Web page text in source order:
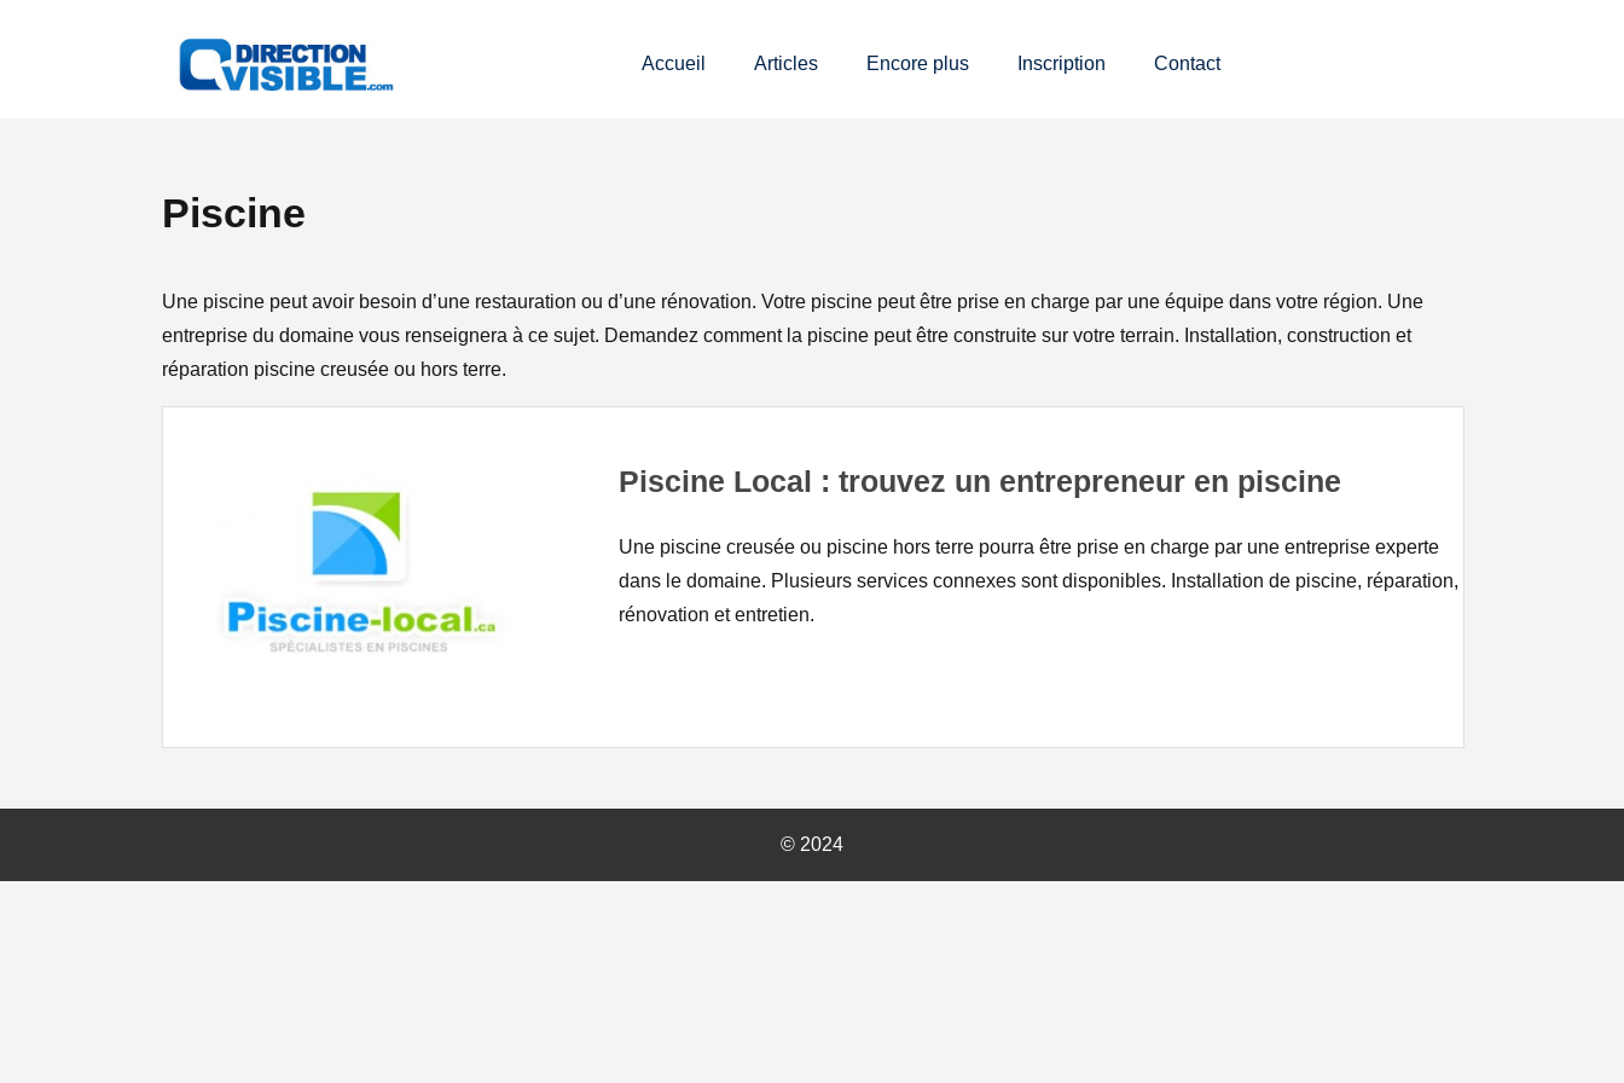
Accueil Articles Encore plus Inscription Contact
Piscine
Une piscine peut avoir besoin d’une restauration ou d’une rénovation. Votre piscine peut être prise en charge par une équipe dans votre région. Une
entreprise du domaine vous renseignera à ce sujet. Demandez comment la piscine peut être construite sur votre terrain. Installation, construction et
réparation piscine creusée ou hors terre.
Piscine Local : trouvez un entrepreneur en piscine
Une piscine creusée ou piscine hors terre pourra être prise en charge par une entreprise experte
dans le domaine. Plusieurs services connexes sont disponibles. Installation de piscine, réparation,
rénovation et entretien.
© 2024